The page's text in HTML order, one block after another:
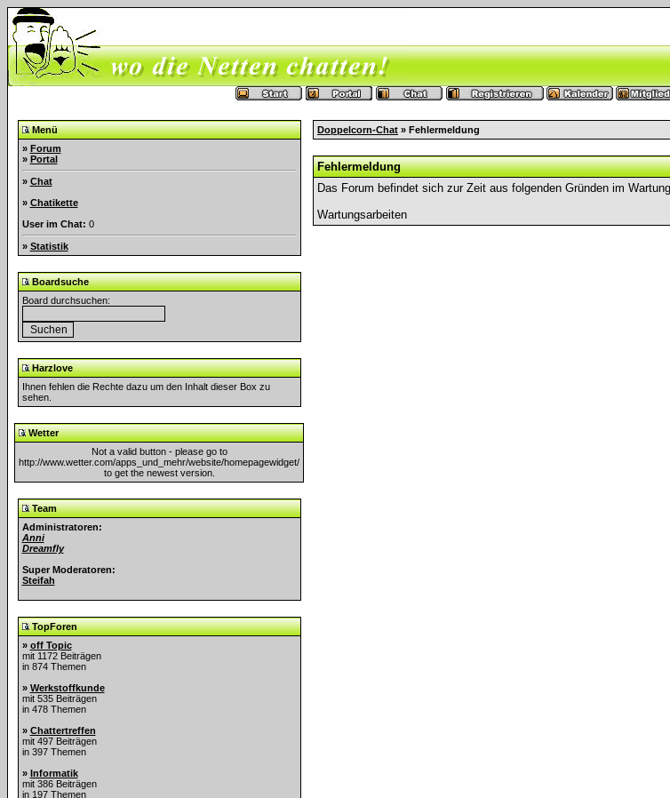
Menü
» Forum
» Portal
» Chat
» Chatikette
User im Chat: 0
» Statistik
Boardsuche
Board durchsuchen:
Harzlove
Ihnen fehlen die Rechte dazu um den Inhalt dieser Box zu
sehen.
Wetter
Not a valid button - please go to
http://www.wetter.com/apps_und_mehr/website/homepagewidget/
to get the newest version.
Team
Administratoren:
Anni
Dreamfly
Super Moderatoren:
Steifah
TopForen
» off Topic
mit 1172 Beiträgen
in 874 Themen
» Werkstoffkunde
mit 535 Beiträgen
in 478 Themen
» Chattertreffen
mit 497 Beiträgen
in 397 Themen
» Informatik
mit 386 Beiträgen
in 197 Themen
Doppelcorn-Chat » Fehlermeldung
Fehlermeldung
Das Forum befindet sich zur Zeit aus folgenden Gründen im
Wartungsarbeiten